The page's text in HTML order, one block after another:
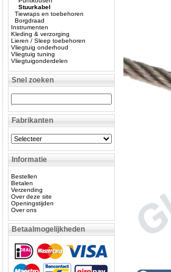
Stuurkabel
Tiewraps en toebehoren
Borgdraad
Instrumenten
Kleding & verzorging
Lieren / Sleep toebehoren
Vliegtuig onderhoud
Vliegtuig tuning
Vliegtuigonderdelen
Snel zoeken
Fabrikanten
Informatie
Bestellen
Betalen
Verzending
Over deze site
Openingstijden
Over ons
Betaalmogelijkheden